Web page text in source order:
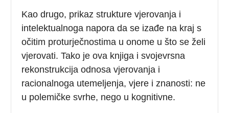
Kao drugo, prikaz strukture vjerovanja i
intelektualnoga napora da se izađe na kraj s
očitim proturječnostima u onome u što se želi
vjerovati. Tako je ova knjiga i svojevrsna
rekonstrukcija odnosa vjerovanja i
racionalnoga utemeljenja, vjere i znanosti: ne
u polemičke svrhe, nego u kognitivne.